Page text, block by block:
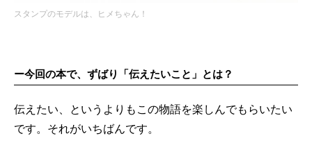
スタンプのモデルは、ヒメちゃん！
ー今回の本で、ずばり「伝えたいこと」とは？
伝えたい、というよりもこの物語を楽しんでもらいたい
です。それがいちばんです。